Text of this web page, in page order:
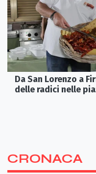
Da San Lorenzo a
delle radici nelle
CRONACA